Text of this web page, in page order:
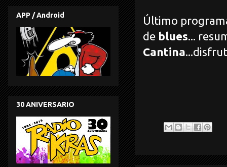
Último
de blues...
Cantina
APP / Android
30 ANIVERSARIO